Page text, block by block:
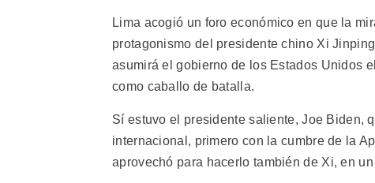
Lima acogió un foro económico en que la
protagonismo del presidente chino Xi
asumirá el gobierno de los Estados Unidos
como caballo de batalla.
Sí estuvo el presidente saliente, Joe Biden,
internacional, primero con la cumbre de la
aprovechó para hacerlo también de Xi, en